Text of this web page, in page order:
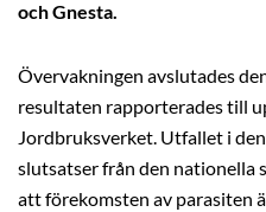
och Gnesta.
Övervakningen avslutades
resultaten rapporterades till
Jordbruksverket. Utfallet i
slutsatser från den nationella
att förekomsten av parasiten